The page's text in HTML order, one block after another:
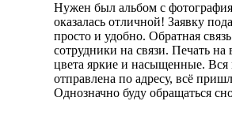
Нужен был альбом с
оказалась отличной! Заявку
просто и удобно. Обратная
сотрудники на связи. Печать
цвета яркие и насыщенные.
отправлена по адресу, всё
Однозначно буду обращаться